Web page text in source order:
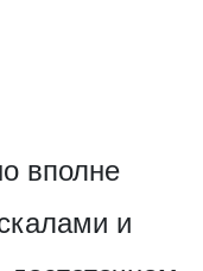
вполне
и